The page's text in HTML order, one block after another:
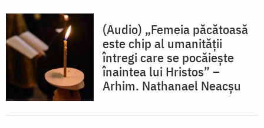
(Audio) „Femeia păcătoasă
este chip al umanității
întregi care se pocăiește
înaintea lui Hristos” –
Arhim. Nathanael Neacşu